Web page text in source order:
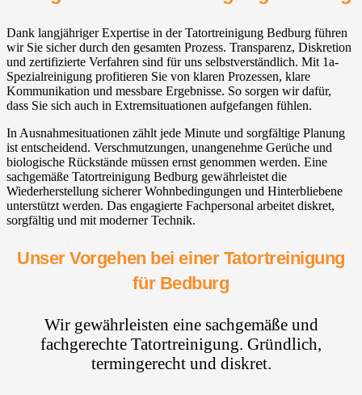
Dank langjähriger Expertise in der Tatortreinigung Bedburg führen
wir Sie sicher durch den gesamten Prozess. Transparenz, Diskretion
und zertifizierte Verfahren sind für uns selbstverständlich. Mit 1a-
Spezialreinigung profitieren Sie von klaren Prozessen, klare
Kommunikation und messbare Ergebnisse. So sorgen wir dafür,
dass Sie sich auch in Extremsituationen aufgefangen fühlen.
In Ausnahmesituationen zählt jede Minute und sorgfältige Planung
ist entscheidend. Verschmutzungen, unangenehme Gerüche und
biologische Rückstände müssen ernst genommen werden. Eine
sachgemäße Tatortreinigung Bedburg gewährleistet die
Wiederherstellung sicherer Wohnbedingungen und Hinterbliebene
unterstützt werden. Das engagierte Fachpersonal arbeitet diskret,
sorgfältig und mit moderner Technik.
Unser Vorgehen bei einer Tatortreinigung
für Bedburg
Wir gewährleisten eine sachgemäße und
fachgerechte Tatortreinigung. Gründlich,
termingerecht und diskret.